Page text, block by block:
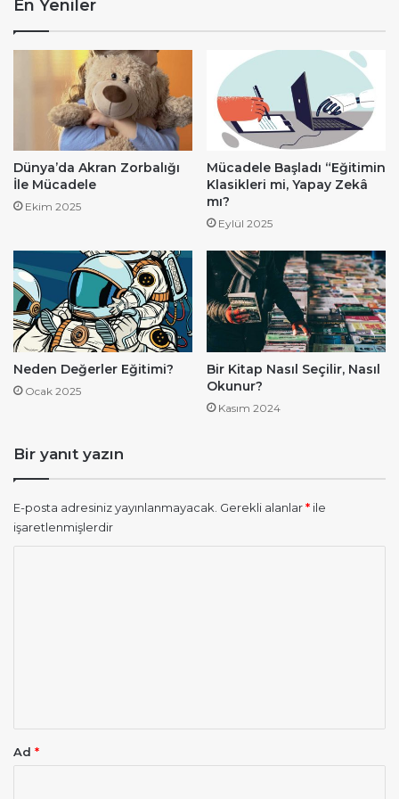
En Yeniler
Dünya’da Akran Zorbalığı
İle Mücadele
Ekim 2025
Mücadele Başladı “Eğitimin
Klasikleri mi, Yapay Zekâ
mı?
Eylül 2025
Neden Değerler Eğitimi?
Ocak 2025
Bir Kitap Nasıl Seçilir, Nasıl
Okunur?
Kasım 2024
Bir yanıt yazın
E-posta adresiniz yayınlanmayacak. Gerekli alanlar* ile
işaretlenmişlerdir
Ad *